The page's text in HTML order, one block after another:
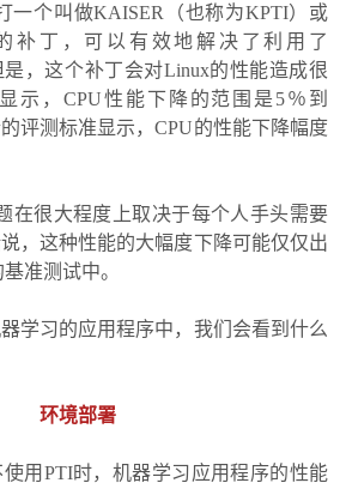
一个叫做KAISER（也称为KPTI）或
补丁，可以有效地解决了利用了
是，这个补丁会对Linux的性能造成很
示，CPU性能下降的范围是5％到
评测标准显示，CPU的性能下降幅度
在很大程度上取决于每个人手头需要
，这种性能的大幅度下降可能仅仅出
准测试中。
学习的应用程序中，我们会看到什么
环境部署
用PTI时，机器学习应用程序的性能